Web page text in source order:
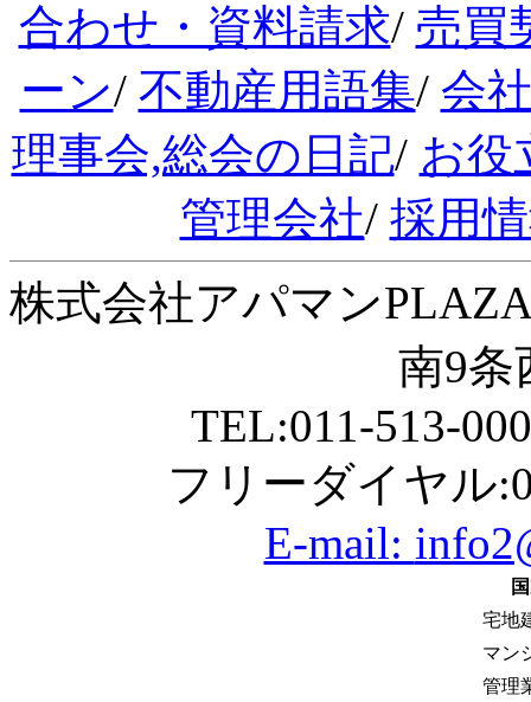
合わせ・資料請求/ 売買
ーン/ 不動産用語集/ 会
理事会,総会の日記/ お役
管理会社/ 採用
株式会社アパマン
南9条
TEL:011-513-
フリーダイヤル
E-mail:
宅地
マン
管理